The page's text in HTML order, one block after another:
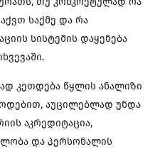
საქმე და რა
სისტემის დაყენება
კეთდება წყლის ანალიზი
აუცილებლად უნდა
აკრედიტაცია,
და პერსონალის